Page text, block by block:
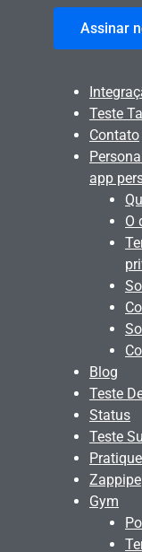
Assinar
Teste
Contato
app
O
Blog
Teste
Status
Teste
Zappipe
Gym